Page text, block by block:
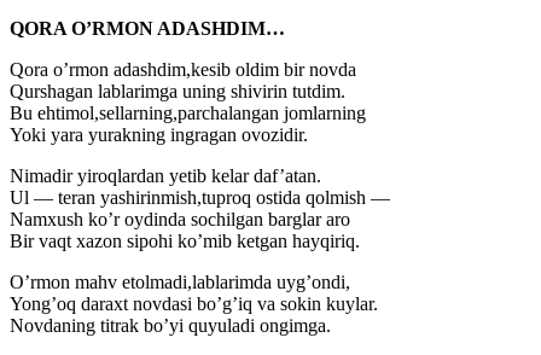
QORA O’RMON ADASHDIM…
Qora o’rmon adashdim,kesib oldim bir novda
Qurshagan lablarimga uning shivirin tutdim.
Bu ehtimol,sellarning,parchalangan jomlarning
Yoki yara yurakning ingragan ovozidir.
Nimadir yiroqlardan yetib kelar daf’atan.
Ul — teran yashirinmish,tuproq ostida qolmish —
Namxush ko’r oydinda sochilgan barglar aro
Bir vaqt xazon sipohi ko’mib ketgan hayqiriq.
O’rmon mahv etolmadi,lablarimda uyg’ondi,
Yong’oq daraxt novdasi bo’g’iq va sokin kuylar.
Novdaning titrak bo’yi quyuladi ongimga.